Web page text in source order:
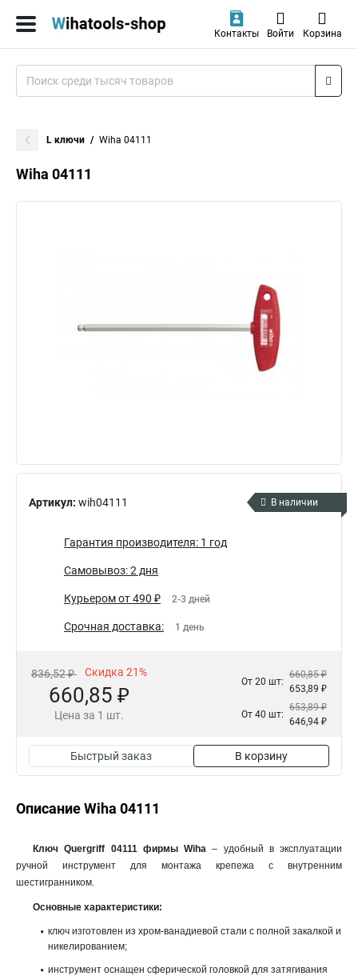
Контакты Войти Корзина
L ключи Wiha 04111
Wiha 04111
Артикул: wih04111 В наличии
Гарантия производителя: 1 год
Самовывоз: 2 дня
Курьером от 490 ₽ 2-3 дней
Срочная доставка: 1 день
836,52 ₽ Скидка 21%
660,85 ₽
Цена за 1 шт.
От 20 шт:
660,85 ₽
653,89 ₽
От 40 шт:
653,89 ₽
646,94 ₽
Быстрый заказ В корзину
Описание Wiha 04111
Ключ Quergriff 04111 фирмы Wiha – удобный в эксплуатации
ручной инструмент для монтажа крепежа с внутренним
шестигранником.
Основные характеристики:
ключ изготовлен из хром-ванадиевой стали с полной закалкой и
никелированием;
инструмент оснащен сферической головкой для затягивания